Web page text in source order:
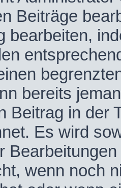
Beiträge
bearbeiten,
bereits
Beitrag in der
Es wird
wenn noch